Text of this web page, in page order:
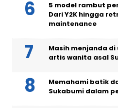
5 model rambut
Dari Y2K hingga
maintenance
Masih menjanda
artis wanita asal
Memahami batik
Sukabumi dalam